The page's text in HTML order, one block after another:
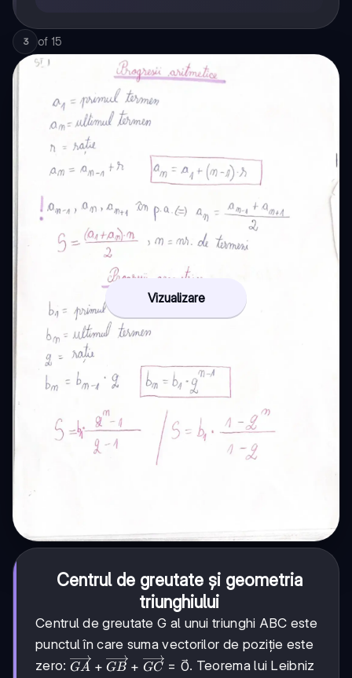
3 of 15
Vizualizare
Centrul de greutate și geometria
triunghiului
Centrul de greutate G al unui triunghi ABC este
punctul în care suma vectorilor de poziție este
zero: \overrightarrow{GA}
GA + GB + GC = 0. Teorema lui Leibniz